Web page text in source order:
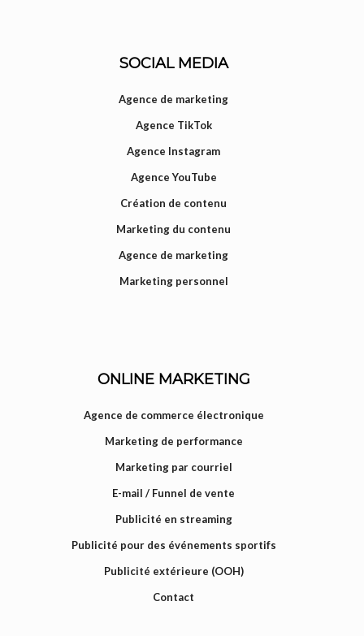
SOCIAL MEDIA
Agence de marketing
Agence TikTok
Agence Instagram
Agence YouTube
Création de contenu
Marketing du contenu
Agence de marketing
Marketing personnel
ONLINE MARKETING
Agence de commerce électronique
Marketing de performance
Marketing par courriel
E-mail / Funnel de vente
Publicité en streaming
Publicité pour des événements sportifs
Publicité extérieure (OOH)
Contact